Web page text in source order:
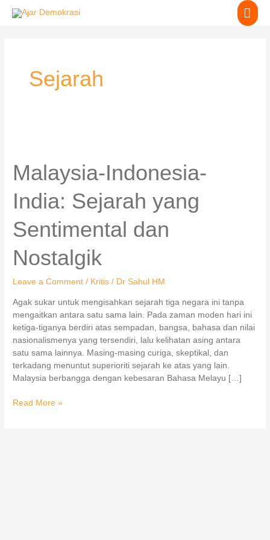
Sejarah
Malaysia-Indonesia-
India: Sejarah yang
Sentimental dan
Nostalgik
Leave a Comment / Kritis / Dr Sahul HM
Agak sukar untuk mengisahkan sejarah tiga negara ini tanpa
mengaitkan antara satu sama lain. Pada zaman moden hari ini
ketiga-tiganya berdiri atas sempadan, bangsa, bahasa dan nilai
nasionalismenya yang tersendiri, lalu kelihatan asing antara
satu sama lainnya. Masing-masing curiga, skeptikal, dan
terkadang menuntut superioriti sejarah ke atas yang lain.
Malaysia berbangga dengan kebesaran Bahasa Melayu […]
India:
Sejarah
Sentimental
Nostalgik
Read More »